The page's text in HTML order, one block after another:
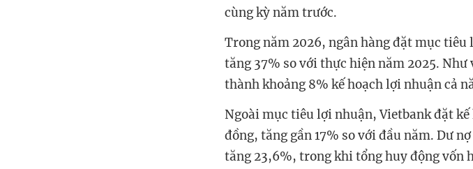
cùng kỳ năm trước.
Trong năm 2026, ngân hàng đặt mục
tăng 37% so với thực hiện năm 2025.
thành khoảng 8% kế hoạch lợi nhuận cả
Ngoài mục tiêu lợi nhuận, Vietbank đặt
đồng, tăng gần 17% so với đầu năm. Dư
tăng 23,6%, trong khi tổng huy động vốn